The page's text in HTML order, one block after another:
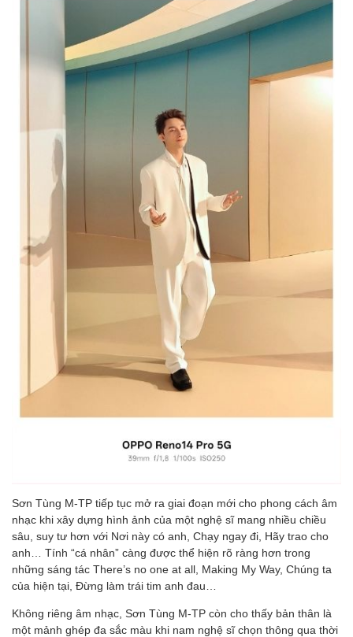
Sơn Tùng M-TP tiếp tục mở ra giai đoạn mới cho phong cách âm
nhạc khi xây dựng hình ảnh của một nghệ sĩ mang nhiều chiều
sâu, suy tư hơn với Nơi này có anh, Chạy ngay đi, Hãy trao cho
anh… Tính “cá nhân” càng được thể hiện rõ ràng hơn trong
những sáng tác There’s no one at all, Making My Way, Chúng ta
của hiện tại, Đừng làm trái tim anh đau…
Không riêng âm nhạc, Sơn Tùng M-TP còn cho thấy bản thân là
một mảnh ghép đa sắc màu khi nam nghệ sĩ chọn thông qua thời